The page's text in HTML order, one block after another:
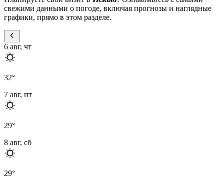
свежими данными о погоде, включая прогнозы и наглядные
графики, прямо в этом разделе.
6 авг, чт
32°
7 авг, пт
29°
8 авг, сб
29°